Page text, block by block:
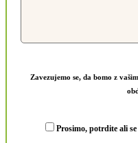
Zavezujemo se, da bomo z
Prosimo, potrdite ali